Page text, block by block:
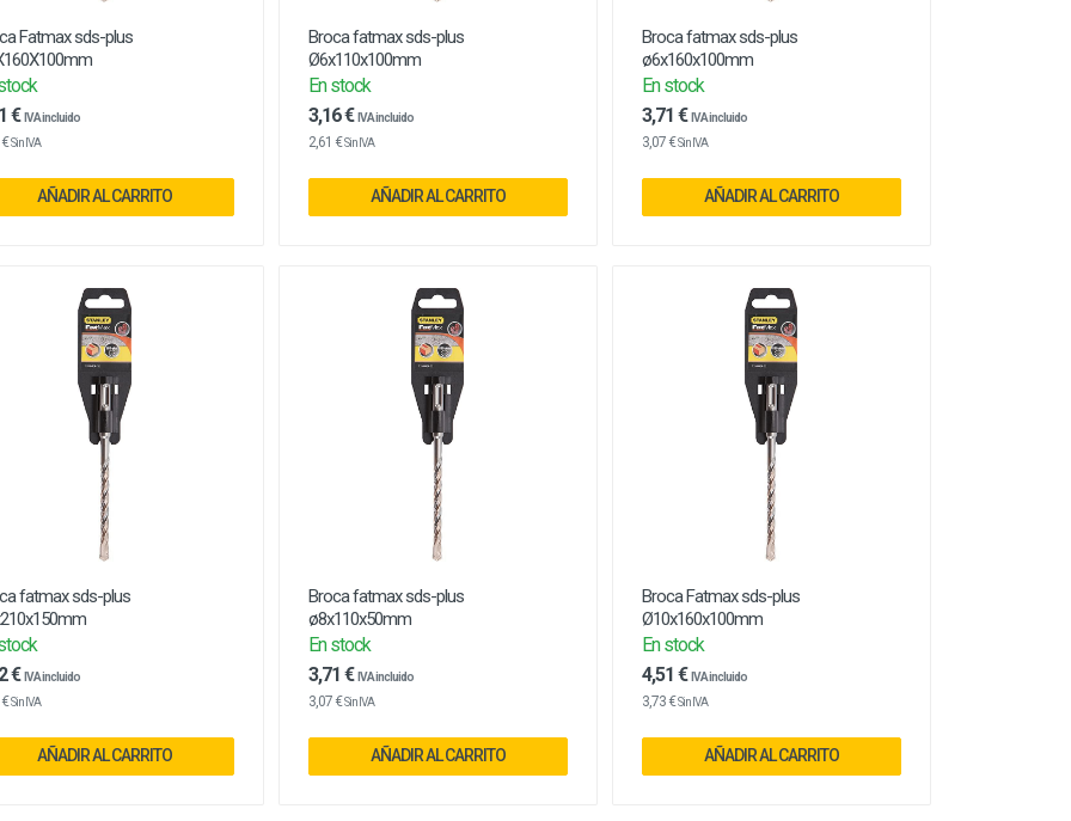
Fatmax sds-plus
€ IVA incluido
€Sin IVA
AÑADIR AL CARRITO
Broca fatmax sds-plus
Ø6x110x100mm
En stock
3,16 € IVA incluido
2,61 €Sin IVA
AÑADIR AL CARRITO
Broca fatmax sds-plus
ø6x160x100mm
En stock
3,71 € IVA incluido
3,07 €Sin IVA
AÑADIR AL CARRITO
fatmax sds-plus
€ IVA incluido
€Sin IVA
AÑADIR AL CARRITO
Broca fatmax sds-plus
ø8x110x50mm
En stock
3,71 € IVA incluido
3,07 €Sin IVA
AÑADIR AL CARRITO
Broca Fatmax sds-plus
Ø10x160x100mm
En stock
4,51 € IVA incluido
3,73 €Sin IVA
AÑADIR AL CARRITO